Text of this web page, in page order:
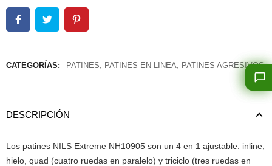
CATEGORÍAS: PATINES PATINES EN LINEA PATINES AGRESIVOS
DESCRIPCIÓN
Los patines NILS Extreme NH10905 son un 4 en 1 ajustable: inline,
hielo, quad (cuatro ruedas en paralelo) y triciclo (tres ruedas en